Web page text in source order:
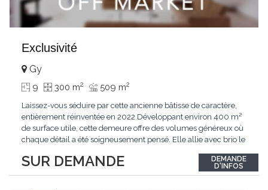
Exclusivité
SUR DEMANDE
Gy
9 300 m2 509 m2
Laissez-vous séduire par cette ancienne bâtisse de caractère,
entièrement réinventée en 2022.Développant environ 400 m²
de surface utile, cette demeure offre des volumes généreux où
chaque détail a été soigneusement pensé. Elle allie avec brio le
contemporaines. Sa distribution harmonieuse et fonctionnelle a
été conçue pour répondre...
DEMANDE
D'INFOS